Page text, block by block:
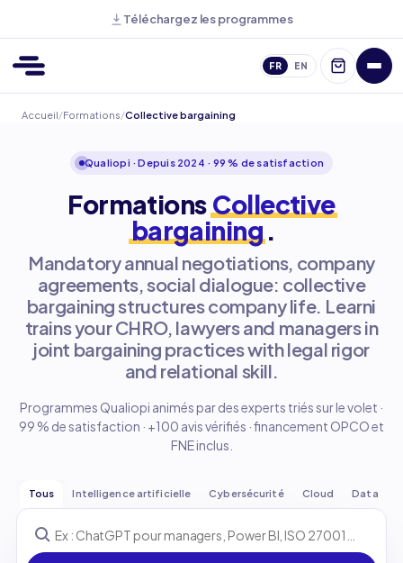
Téléchargez les programmes
FR EN
Accueil/Formations/Collective bargaining
Qualiopi · Depuis 2024 · 99 % de satisfaction
FormationsCollective
bargaining.
Mandatory annual negotiations, company
agreements, social dialogue: collective
bargaining structures company life. Learni
trains your CHRO, lawyers and managers in
joint bargaining practices with legal rigor
and relational skill.
Programmes Qualiopi animés par des experts triés sur le volet ·
99 % de satisfaction · +100 avis vérifiés · financement OPCO et
FNE inclus.
Tous Intelligence artificielle Cybersécurité Cloud Data